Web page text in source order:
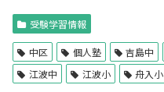
受験学習情報
中区 個人塾 吉島中
江波中
江波小 舟入小